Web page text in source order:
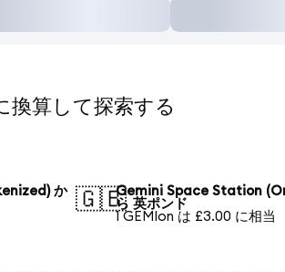
算して探索する
か 🇬🇧Gemini Space Station
ら 英ポンド
1 GEMIon は £3.00 に相当